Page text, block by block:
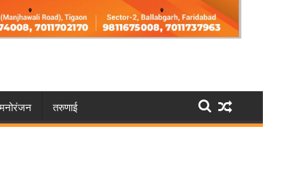
मनोरंजन तरुणाई